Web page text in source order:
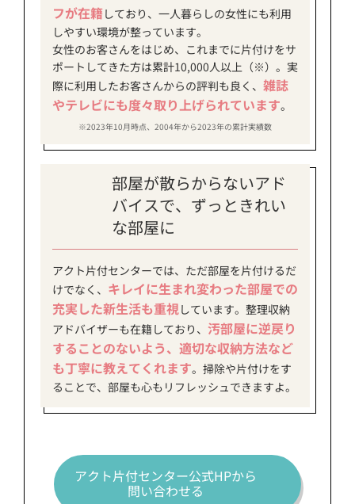
フが在籍しており、一人暮らしの女性にも利用
しやすい環境が整っています。
女性のお客さんをはじめ、これまでに片付けをサ
ポートしてきた方は累計10,000人以上（※）。実
際に利用したお客さんからの評判も良く、 雑誌
やテレビにも度々取り上げられています。
※2023年10月時点、2004年から2023年の累計実績数
部屋が散らからないアド
バイスで、ずっときれい
な部屋に
アクト片付センターでは、ただ部屋を片付けるだ
けでなく、 キレイに生まれ変わった部屋での
充実した新生活も重視しています。整理収納
アドバイザーも在籍しており、 汚部屋に逆戻り
することのないよう、適切な収納方法など
も丁寧に教えてくれます。掃除や片付けをす
ることで、部屋も心もリフレッシュできますよ。
アクト片付センター公式HPから
問い合わせる